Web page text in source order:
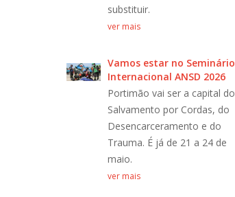
substituir.
ver mais
Vamos estar no Seminário
Internacional ANSD 2026
Portimão vai ser a capital do
Salvamento por Cordas, do
Desencarceramento e do
Trauma. É já de 21 a 24 de
maio.
ver mais